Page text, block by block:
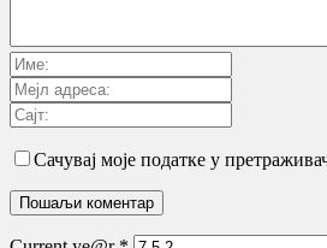
Сачувај моје податке у